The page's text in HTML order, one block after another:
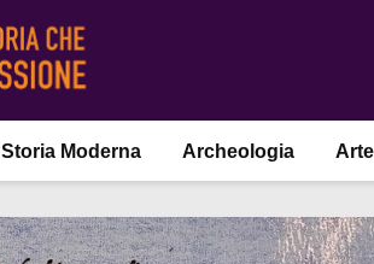
Storia Moderna Archeologia